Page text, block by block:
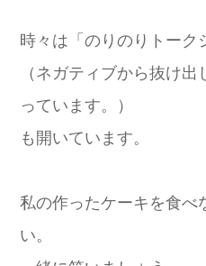
時々は「のりのりトーク
（ネガティブから抜け
っています。）
も開いています。
私の作ったケーキを食べ
い。